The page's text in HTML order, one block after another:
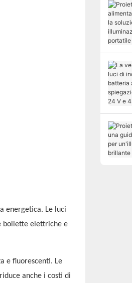
energetica. Le luci
bollette elettriche e
e fluorescenti. Le
anche i costi di